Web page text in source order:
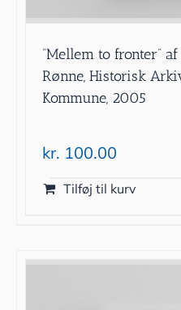
”Mellem to fronter”
Rønne, Historisk
Kommune, 2005
kr. 100.00
Tilføj til kurv